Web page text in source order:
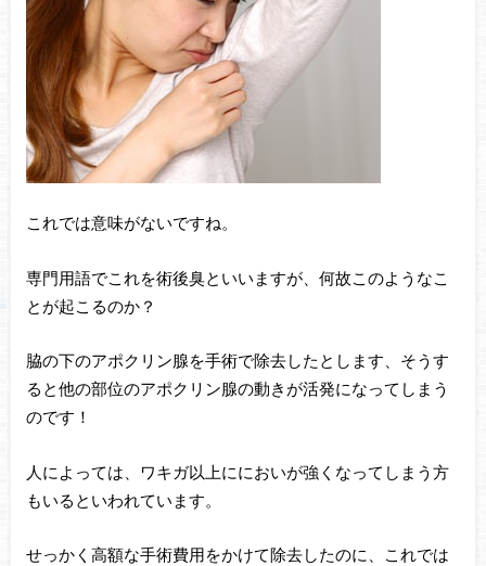
これでは意味がないですね。
専門用語でこれを術後臭といいますが、何故このようなこ
とが起こるのか？
脇の下のアポクリン腺を手術で除去したとします、そうす
ると他の部位のアポクリン腺の動きが活発になってしまう
のです！
人によっては、ワキガ以上ににおいが強くなってしまう方
もいるといわれています。
せっかく高額な手術費用をかけて除去したのに、これでは